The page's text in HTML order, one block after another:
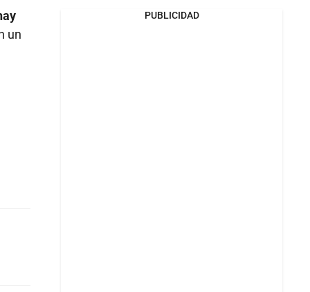
un
PUBLICIDAD